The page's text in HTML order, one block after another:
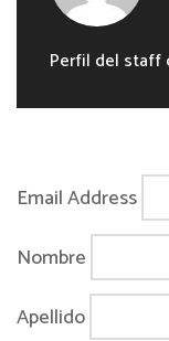
Perfil del staff
Email Address
Nombre
Apellido